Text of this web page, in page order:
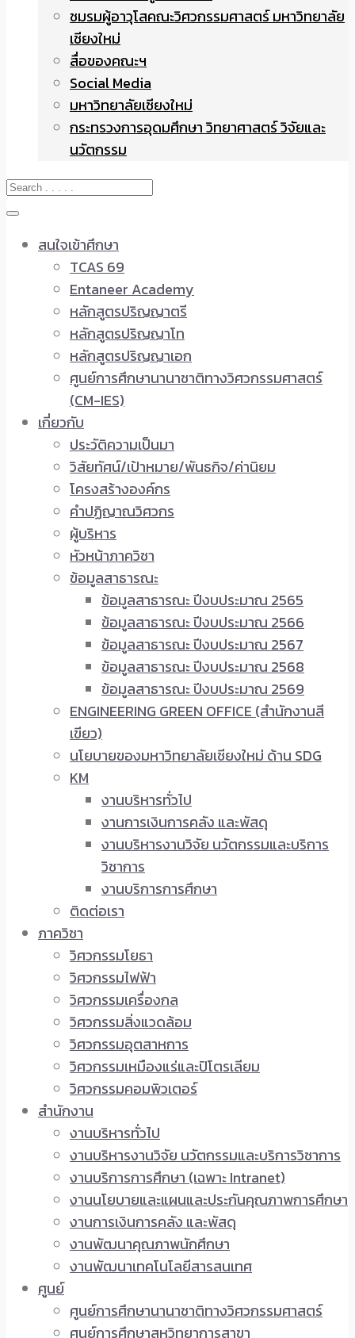
ชมรมผู้อาวุโสคณะวิศวกรรมศาสตร์ มหาวิทยาลัย
เชียงใหม่
สื่อของคณะฯ
Social Media
มหาวิทยาลัยเชียงใหม่
กระทรวงการอุดมศึกษา วิทยาศาสตร์ วิจัยและ
นวัตกรรม
สนใจเข้าศึกษา
TCAS 69
Entaneer Academy
หลักสูตรปริญญาตรี
หลักสูตรปริญญาโท
หลักสูตรปริญญาเอก
ศูนย์การศึกษานานาชาติทางวิศวกรรมศาสตร์
(CM-IES)
เกี่ยวกับ
ประวัติความเป็นมา
วิสัยทัศน์/เป้าหมาย/พันธกิจ/ค่านิยม
โครงสร้างองค์กร
คำปฏิญาณวิศวกร
ผู้บริหาร
หัวหน้าภาควิชา
ข้อมูลสาธารณะ
ข้อมูลสาธารณะ ปีงบประมาณ 2565
ข้อมูลสาธารณะ ปีงบประมาณ 2566
ข้อมูลสาธารณะ ปีงบประมาณ 2567
ข้อมูลสาธารณะ ปีงบประมาณ 2568
ข้อมูลสาธารณะ ปีงบประมาณ 2569
ENGINEERING GREEN OFFICE (สำนักงานสี
เขียว)
นโยบายของมหาวิทยาลัยเชียงใหม่ ด้าน SDG
KM
งานบริหารทั่วไป
งานการเงินการคลัง และพัสดุ
งานบริหารงานวิจัย นวัตกรรมและบริการ
วิชาการ
งานบริการการศึกษา
ติดต่อเรา
ภาควิชา
วิศวกรรมโยธา
วิศวกรรมไฟฟ้า
วิศวกรรมเครื่องกล
วิศวกรรมสิ่งแวดล้อม
วิศวกรรมอุตสาหการ
วิศวกรรมเหมืองแร่และปิโตรเลียม
วิศวกรรมคอมพิวเตอร์
สำนักงาน
งานบริหารทั่วไป
งานบริหารงานวิจัย นวัตกรรมและบริการวิชาการ
งานบริการการศึกษา (เฉพาะ Intranet)
งานนโยบายและแผนและประกันคุณภาพการศึกษา
งานการเงินการคลัง และพัสดุ
งานพัฒนาคุณภาพนักศึกษา
งานพัฒนาเทคโนโลยีสารสนเทศ
ศูนย์
ศูนย์การศึกษานานาชาติทางวิศวกรรมศาสตร์
ศูนย์การศึกษาสหวิทยาการสาขา